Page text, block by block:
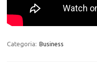
Categoria: Business